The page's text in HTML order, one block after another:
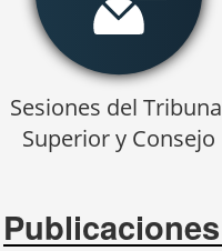
Sesiones del
Superior y Consejo
Publicaciones